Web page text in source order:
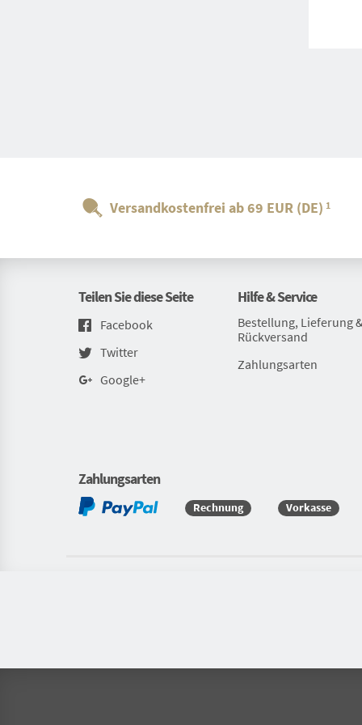
Versandkostenfrei ab 69 EUR (DE) 1
Teilen Sie diese Seite
Facebook
Twitter
Google+
Hilfe & Service
Bestellung, Lieferung
Rückversand
Zahlungsarten
Zahlungsarten
Rechnung Vorkasse